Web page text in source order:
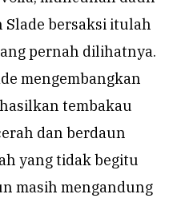
bersaksi itulah
pernah dilihatnya.
mengembangkan
tembakau
dan berdaun
yang tidak begitu
masih mengandung